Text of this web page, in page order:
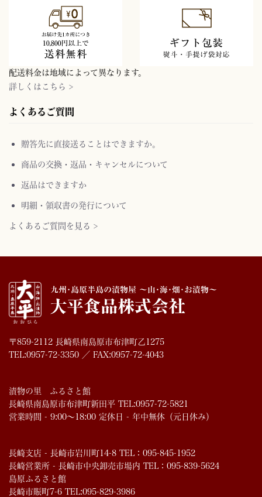
配送料金は地域によって異なります。
詳しくはこちら >
よくあるご質問
贈答先に直接送ることはできますか。
商品の交換・返品・キャンセルについて
返品はできますか
明細・領収書の発行について
よくあるご質問を見る >
〒859-2112 長崎県南島原市布津町乙1275
TEL:0957-72-3350 ／ FAX:0957-72-4043
漬物の里 ふるさと館
長崎県南島原市布津町新田平 TEL:0957-72-5821
営業時間 - 9:00～18:00 定休日 - 年中無休（元日休み）
長崎支店 - 長崎市岩川町14-8 TEL：095-845-1952
長崎営業所 - 長崎市中央卸売市場内 TEL：095-839-5624
島原ふるさと館
長崎市賑町7-6 TEL:095-829-3986